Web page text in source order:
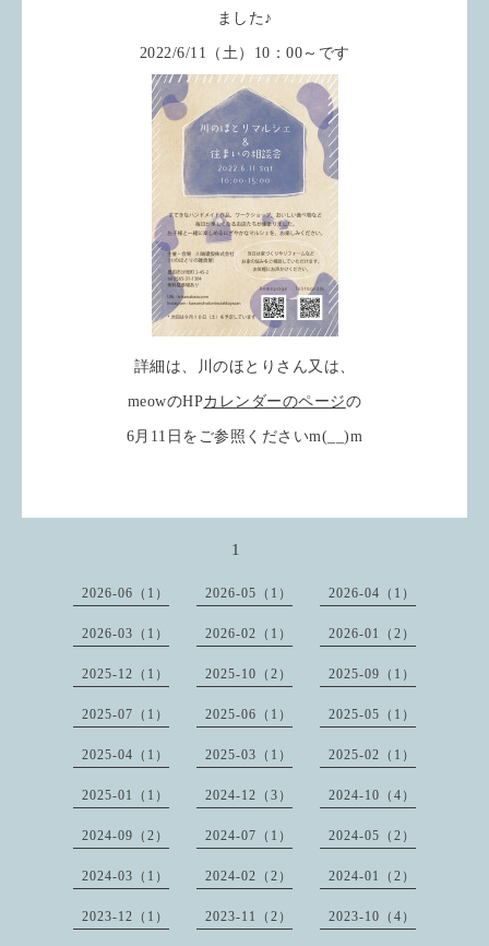
ました♪
2022/6/11（土）10：00～です
詳細は、川のほとりさん又は、
meowのHPカレンダーのページの
6月11日をご参照くださいm(__)m
1
2026-06（1） 2026-05（1） 2026-04（1）
2026-03（1） 2026-02（1） 2026-01（2）
2025-12（1） 2025-10（2） 2025-09（1）
2025-07（1） 2025-06（1） 2025-05（1）
2025-04（1） 2025-03（1） 2025-02（1）
2025-01（1） 2024-12（3） 2024-10（4）
2024-09（2） 2024-07（1） 2024-05（2）
2024-03（1） 2024-02（2） 2024-01（2）
2023-12（1） 2023-11（2） 2023-10（4）